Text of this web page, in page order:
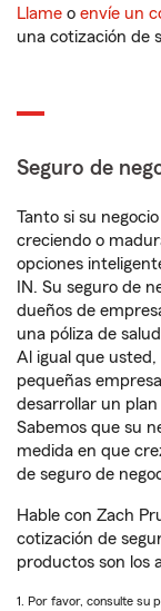
Llame o envíe un
una cotización de
Seguro de
Tanto si su
creciendo o
opciones
IN. Su seguro de
dueños de
una póliza de
Al igual que
pequeñas
desarrollar un
Sabemos que su
medida en que
de seguro de
Hable con Zach
cotización de
productos son los
1. Por favor, consulte su